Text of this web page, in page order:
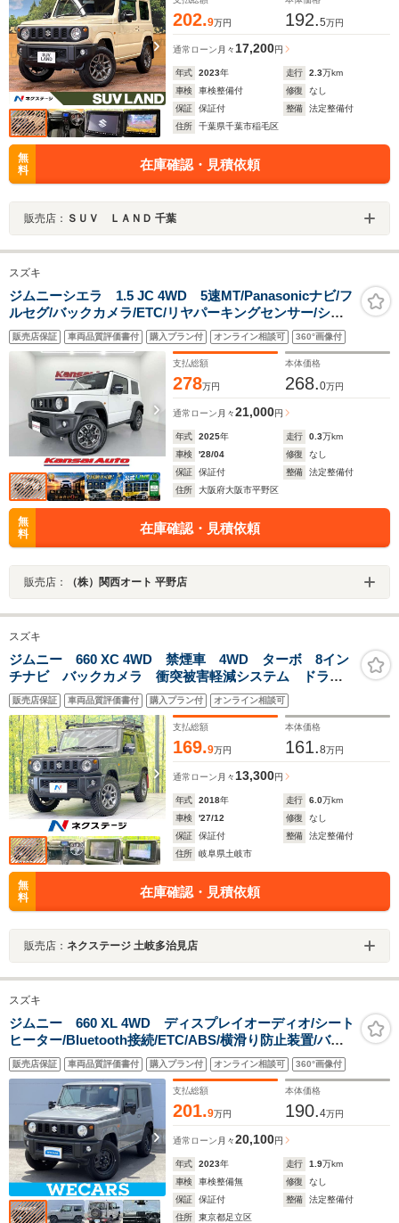
202.9万円 192.5万円
通常ローン 月々17,200円
年式 2023年 走行 2.3万km
車検
車検整備付 修復
なし
保証
保証付 整備
法定整備付
住所
千葉県千葉市稲毛区
無
料
在庫確認・見積依頼
販売店： ＳＵＶ ＬＡＮＤ 千葉
スズキ
ジムニーシエラ 1.5 JC 4WD 5速MT/Panasonicナビ/フ
ルセグ/バックカメラ/ETC/リヤパーキングセンサー/シー
トヒーター/LEDヘッドライト/前後ドラレ
コ/AppleCarplay/クルーズコントロール/ワンオーナー
販売店保証 車両品質評価書付 購入プラン付 オンライン相談可 360°画像付
支払総額
278万円
本体価格
268.0万円
通常ローン 月々21,000円
年式 2025年 走行 0.3万km
車検
'28/04 修復
なし
保証
保証付 整備
法定整備付
住所
大阪府大阪市平野区
無
料
在庫確認・見積依頼
販売店： （株）関西オート 平野店
スズキ
ジムニー 660 XC 4WD 禁煙車 4WD ターボ 8イン
チナビ バックカメラ 衝突被害軽減システム ドラレ
コ スマートキー LEDヘッド ビルトインETC クル
コン 純正16インチアルミ 車線逸脱警報 オートライ
ト
販売店保証 車両品質評価書付 購入プラン付 オンライン相談可
支払総額
169.9万円
本体価格
161.8万円
通常ローン 月々13,300円
年式 2018年 走行 6.0万km
車検
'27/12 修復
なし
保証
保証付 整備
法定整備付
住所
岐阜県土岐市
無
料
在庫確認・見積依頼
販売店： ネクステージ 土岐多治見店
スズキ
ジムニー 660 XL 4WD ディスプレイオーディオ/シート
ヒーター/Bluetooth接続/ETC/ABS/横滑り防止装置/バッ
クモニター/ターボ/エアバッグ 運転席/エアバッグ 助手席/
エアバッグ サイド
販売店保証 車両品質評価書付 購入プラン付 オンライン相談可 360°画像付
支払総額
201.9万円
本体価格
190.4万円
通常ローン 月々20,100円
年式 2023年 走行 1.9万km
車検
車検整備無 修復
なし
保証
保証付 整備
法定整備付
住所
東京都足立区